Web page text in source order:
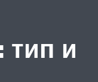
тип и